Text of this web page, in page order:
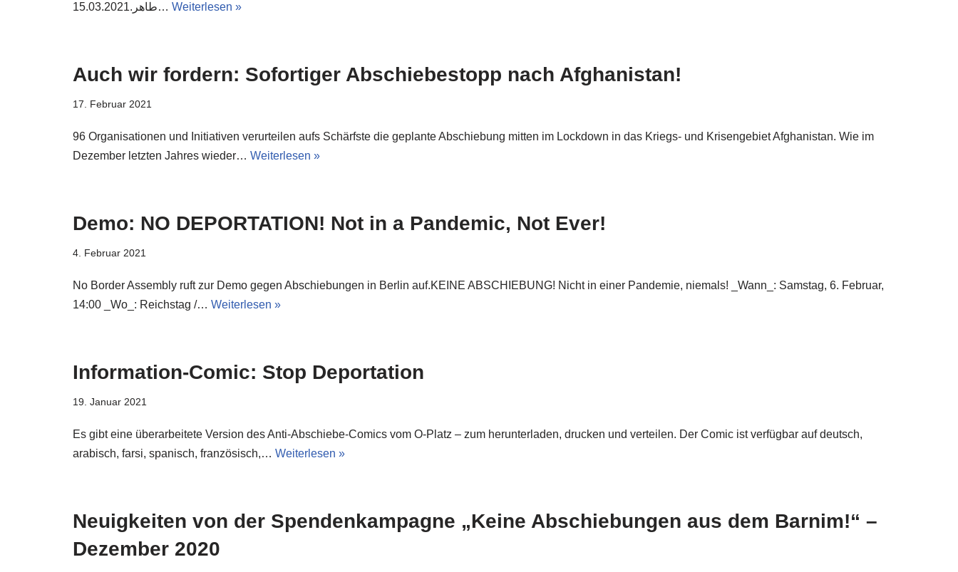
طاهر.15.03.2021… Weiterlesen »
Auch wir fordern: Sofortiger Abschiebestopp nach Afghanistan!
17. Februar 2021
96 Organisationen und Initiativen verurteilen aufs Schärfste die geplante Abschiebung mitten im Lockdown in das Kriegs- und Krisengebiet Afghanistan. Wie im
Dezember letzten Jahres wieder… Weiterlesen »
Demo: NO DEPORTATION! Not in a Pandemic, Not Ever!
4. Februar 2021
No Border Assembly ruft zur Demo gegen Abschiebungen in Berlin auf.KEINE ABSCHIEBUNG! Nicht in einer Pandemie, niemals! _Wann_: Samstag, 6. Februar,
14:00 _Wo_: Reichstag /… Weiterlesen »
Information-Comic: Stop Deportation
19. Januar 2021
Es gibt eine überarbeitete Version des Anti-Abschiebe-Comics vom O-Platz – zum herunterladen, drucken und verteilen. Der Comic ist verfügbar auf deutsch,
arabisch, farsi, spanisch, französisch,… Weiterlesen »
Neuigkeiten von der Spendenkampagne „Keine Abschiebungen aus dem Barnim!“ –
Dezember 2020